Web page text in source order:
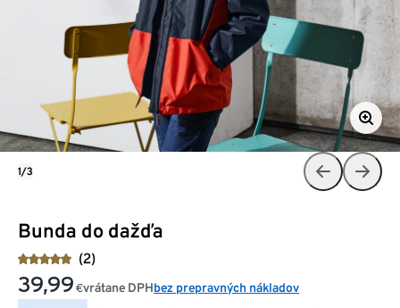
Bunda do dažďa
(2)
39,99 €vrátane DPHbez prepravných nákladov
1/3